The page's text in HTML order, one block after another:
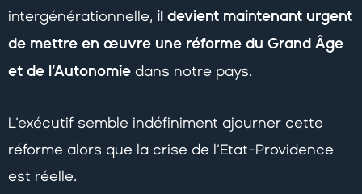
intergénérationnelle, il devient maintenant urgent
de mettre en œuvre une réforme du Grand Âge
et de l’Autonomie dans notre pays.
L’exécutif semble indéfiniment ajourner cette
réforme alors que la crise de l’Etat-Providence
est réelle.